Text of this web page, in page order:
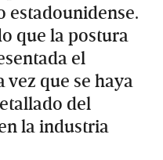
estadounidense.
que la postura
el
que se haya
del
la industria